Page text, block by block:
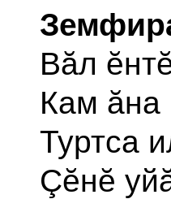
Вăл
Кам ăна
Туртса
Çĕнĕ